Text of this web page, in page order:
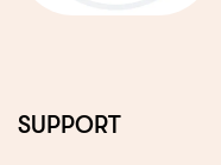
SUPPORT